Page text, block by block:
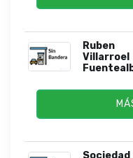
Ruben
Villarroel